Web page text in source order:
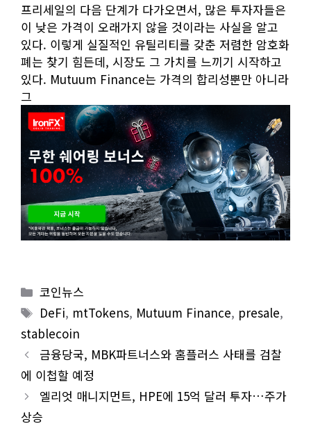
프리세일의 다음 단계가 다가오면서, 많은 투자자들은
이 낮은 가격이 오래가지 않을 것이라는 사실을 알고
있다. 이렇게 실질적인 유틸리티를 갖춘 저렴한 암호화
폐는 찾기 힘든데, 시장도 그 가치를 느끼기 시작하고
있다. Mutuum Finance는 가격의 합리성뿐만 아니라
그
Categories
코인뉴스
Tags
DeFi, mtTokens, Mutuum Finance, presale,
stablecoin
금융당국, MBK파트너스와 홈플러스 사태를 검찰
에 이첩할 예정
엘리엇 매니지먼트, HPE에 15억 달러 투자…주가
상승